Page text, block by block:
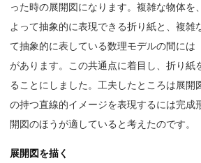
った時の展開図になります。複雑な物体を
よって抽象的に表現できる折り紙と、複雑
て抽象的に表している数理モデルの間には
があります。この共通点に着目し、折り紙
ることにしました。工夫したところは展開
の持つ直線的イメージを表現するには完成
開図のほうが適していると考えたのです。
展開図を描く